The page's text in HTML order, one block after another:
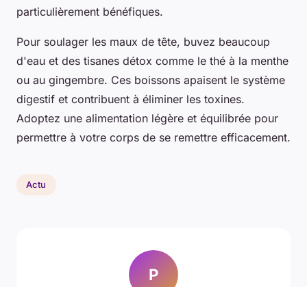
particulièrement bénéfiques.
Pour soulager les maux de tête, buvez beaucoup
d'eau et des tisanes détox comme le thé à la menthe
ou au gingembre. Ces boissons apaisent le système
digestif et contribuent à éliminer les toxines.
Adoptez une alimentation légère et équilibrée pour
permettre à votre corps de se remettre efficacement.
Actu
P